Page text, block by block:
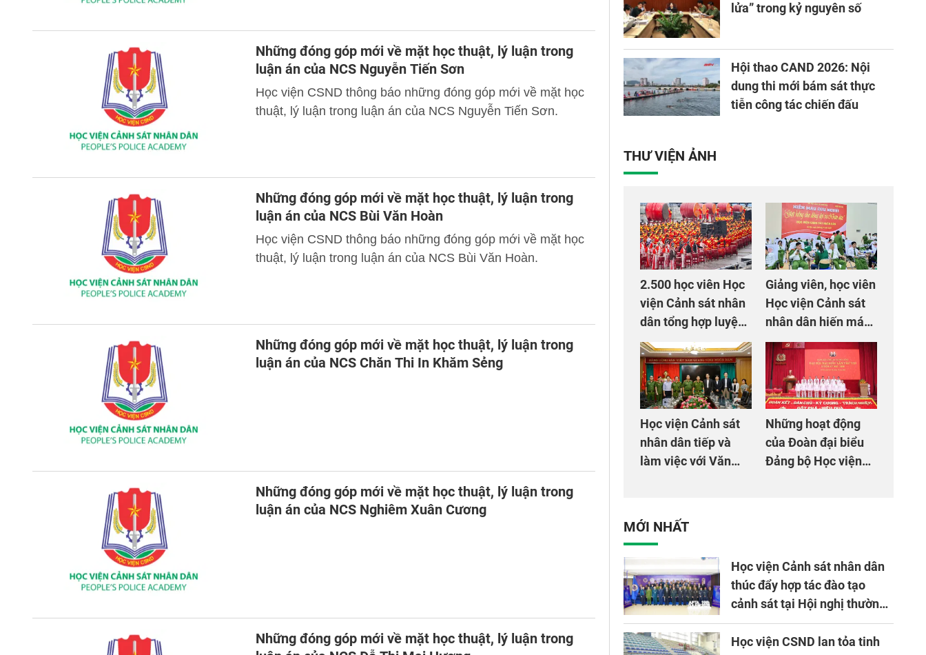
Những đóng góp mới về mặt học thuật, lý luận trong
luận án của NCS Nguyễn Tiến Sơn
Học viện CSND thông báo những đóng góp mới về mặt học
thuật, lý luận trong luận án của NCS Nguyễn Tiến Sơn.
Những đóng góp mới về mặt học thuật, lý luận trong
luận án của NCS Bùi Văn Hoàn
Học viện CSND thông báo những đóng góp mới về mặt học
thuật, lý luận trong luận án của NCS Bùi Văn Hoàn.
Những đóng góp mới về mặt học thuật, lý luận trong
luận án của NCS Chăn Thi In Khăm Sẻng
Những đóng góp mới về mặt học thuật, lý luận trong
luận án của NCS Nghiêm Xuân Cương
Những đóng góp mới về mặt học thuật, lý luận trong
lửa” trong kỷ nguyên số
Hội thao CAND 2026: Nội
dung thi mới bám sát thực
tiễn công tác chiến đấu
THƯ VIỆN ẢNH
2.500 học viên Học
viện Cảnh sát nhân
dân tổng hợp luyện
màn Trống hội chào
mừng Đại hội Đảng
Giảng viên, học viên
Học viện Cảnh sát
nhân dân hiến máu
giúp dân và đồng
đội
Học viện Cảnh sát
nhân dân tiếp và
làm việc với Văn
Bản tại Việt Nam
Những hoạt động
của Đoàn đại biểu
Đảng bộ Học viện
- 2030
MỚI NHẤT
Học viện Cảnh sát nhân dân
thúc đẩy hợp tác đào tạo
cảnh sát tại Hội nghị thường
niên lần thứ 10 của Hiệp hội
APTA
Học viện CSND lan tỏa tinh